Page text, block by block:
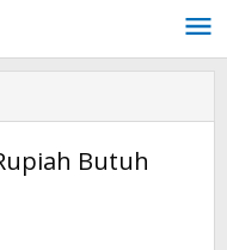
Butuh